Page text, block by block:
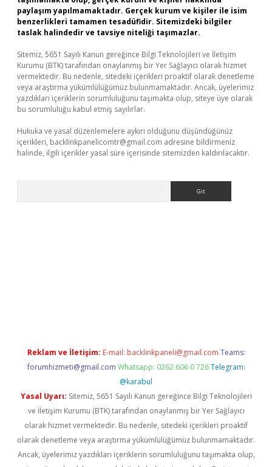
paylaşım yapılmamaktadır. Gerçek kurum ve kişiler ile isim
benzerlikleri tamamen tesadüfidir. Sitemizdeki bilgiler
taslak halindedir ve tavsiye niteliği taşımazlar.
Sitemiz, 5651 Sayılı Kanun gereğince Bilgi Teknolojileri ve İletişim
Kurumu (BTK) tarafından onaylanmış bir Yer Sağlayıcı olarak hizmet
vermektedir. Bu nedenle, sitedeki içerikleri proaktif olarak denetleme
veya araştırma yükümlülüğümüz bulunmamaktadır. Ancak, üyelerimiz
yazdıkları içeriklerin sorumluluğunu taşımakta olup, siteye üye olarak
bu sorumluluğu kabul etmiş sayılırlar.
Hukuka ve yasal düzenlemelere aykırı olduğunu düşündüğünüz
içerikleri, backlinkpanelicomtr@gmail.com adresine bildirmeniz
halinde, ilgili içerikler yasal süre içerisinde sitemizden kaldırılacaktır.
Reklam ve İletişim: E-mail: backlinkpaneli@gmail.com Teams:
forumhizmeti@gmail.com Whatsapp: 0262 606 0 726 Telegram:
@karabul
Yasal Uyarı: Sitemiz, 5651 Sayılı Kanun gereğince Bilgi Teknolojileri
ve İletişim Kurumu (BTK) tarafından onaylanmış bir Yer Sağlayıcı
olarak hizmet vermektedir. Bu nedenle, sitedeki içerikleri proaktif
olarak denetleme veya araştırma yükümlülüğümüz bulunmamaktadır.
Ancak, üyelerimiz yazdıkları içeriklerin sorumluluğunu taşımakta olup,